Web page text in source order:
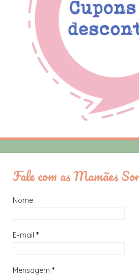
Fale com as Mamães
Nome
E-mail *
Mensagem *